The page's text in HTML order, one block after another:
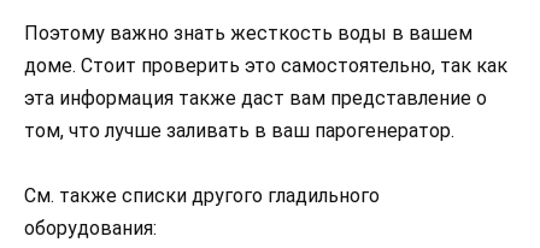
Поэтому важно знать жесткость воды в вашем
доме. Стоит проверить это самостоятельно, так как
эта информация также даст вам представление о
том, что лучше заливать в ваш парогенератор.
См. также списки другого гладильного
оборудования: